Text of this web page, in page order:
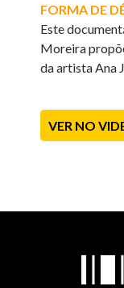
FORMA DE
Este
Moreira
da artista Ana
VER NO